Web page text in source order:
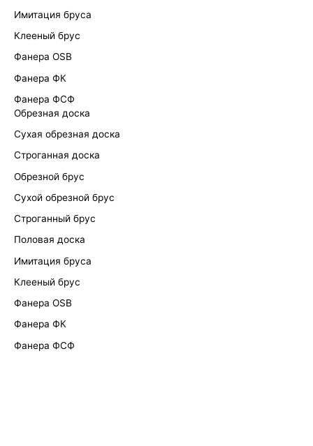
Имитация бруса
Клееный брус
Фанера OSB
Фанера ФК
Фанера ФСФ
Обрезная доска
Сухая обрезная доска
Строганная доска
Обрезной брус
Сухой обрезной брус
Строганный брус
Половая доска
Имитация бруса
Клееный брус
Фанера OSB
Фанера ФК
Фанера ФСФ